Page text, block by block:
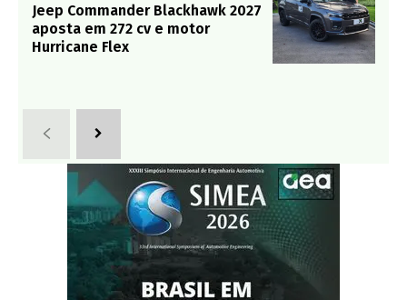
Jeep Commander Blackhawk 2027
aposta em 272 cv e motor
Hurricane Flex